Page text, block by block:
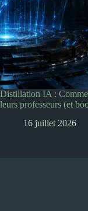
Distillation IA :
leurs professeurs (et
16 juillet 2026